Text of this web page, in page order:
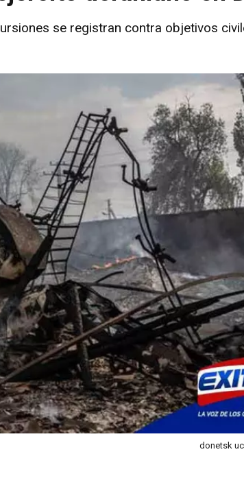
se registran contra objetivos
donetsk